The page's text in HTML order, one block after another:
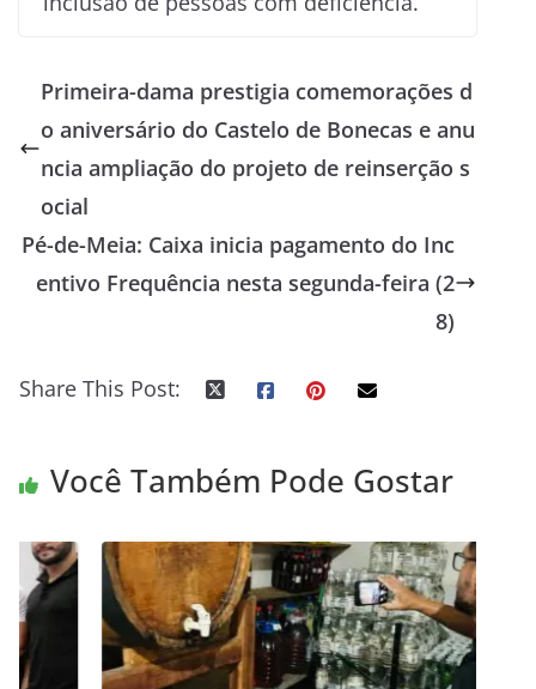
Primeira-dama prestigia comemorações d
o aniversário do Castelo de Bonecas e anu
ncia ampliação do projeto de reinserção s
ocial
Pé-de-Meia: Caixa inicia pagamento do Inc
entivo Frequência nesta segunda-feira (2
8)
Share This Post:
Você Também Pode Gostar